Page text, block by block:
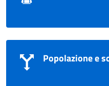
Popolazione e